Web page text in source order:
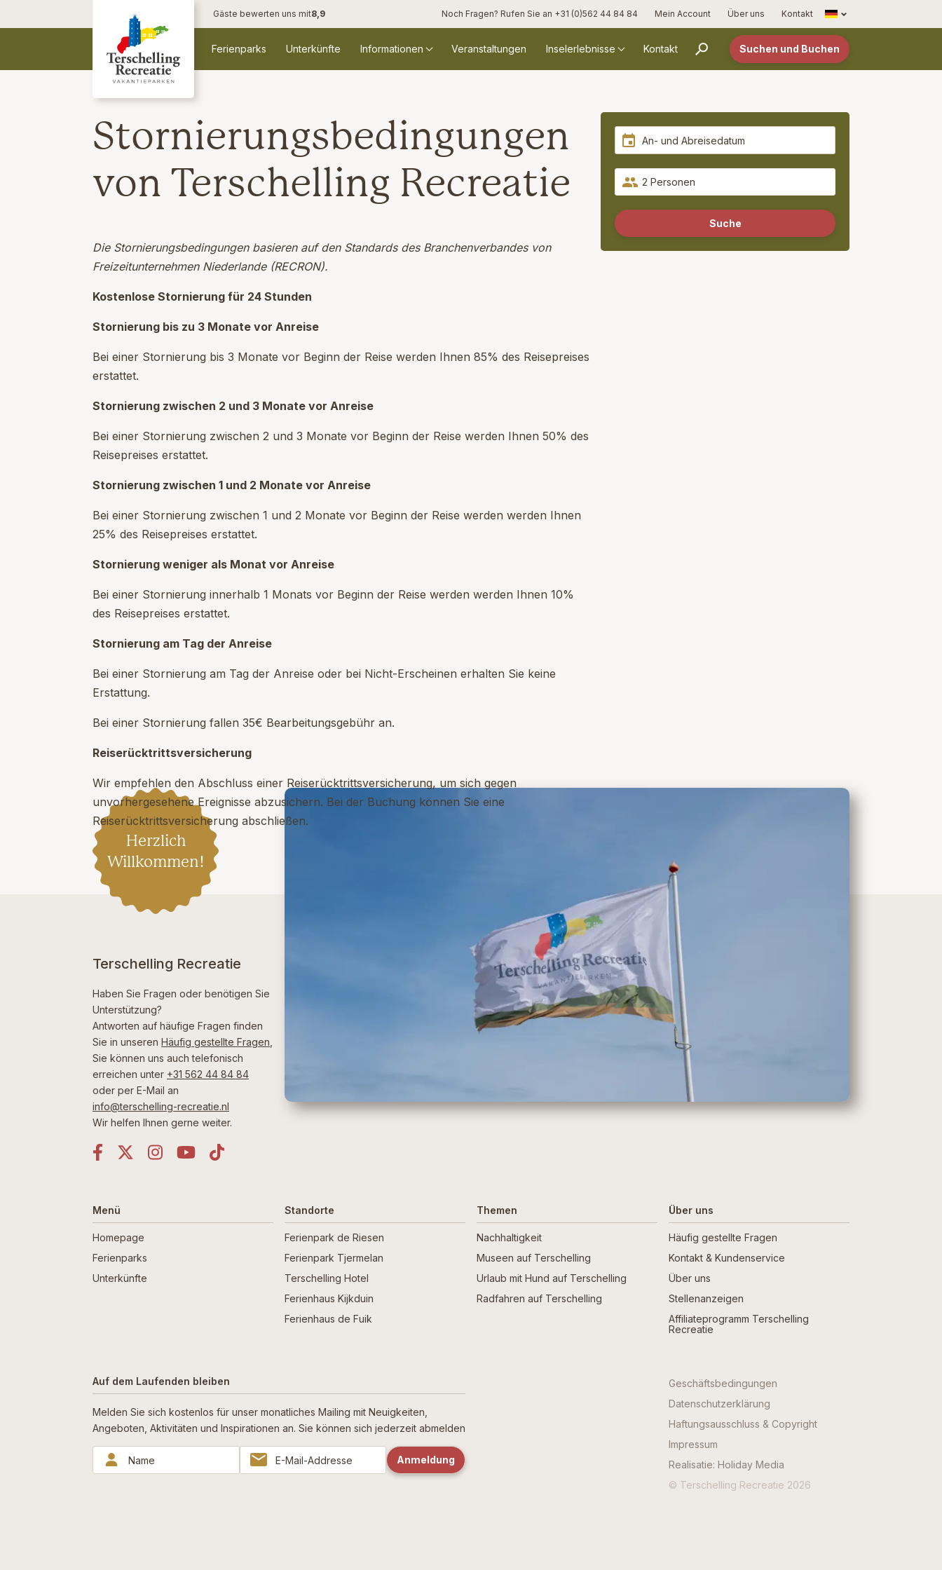
Gäste bewerten uns mit8,9 Noch Fragen? Rufen Sie an +31 (0)562 44 84 84 Mein Account Über uns Kontakt
Français
Ferienparks Unterkünfte Informationen Veranstaltungen Inselerlebnisse Kontakt Suchen und Buchen
Stornierungsbedingungen
von Terschelling Recreatie
Die Stornierungsbedingungen basieren auf den Standards des Branchenverbandes von
Freizeitunternehmen Niederlande (RECRON).
Kostenlose Stornierung für 24 Stunden
Stornierung bis zu 3 Monate vor Anreise
Bei einer Stornierung bis 3 Monate vor Beginn der Reise werden Ihnen 85% des Reisepreises
erstattet.
Stornierung zwischen 2 und 3 Monate vor Anreise
Bei einer Stornierung zwischen 2 und 3 Monate vor Beginn der Reise werden Ihnen 50% des
Reisepreises erstattet.
Stornierung zwischen 1 und 2 Monate vor Anreise
Bei einer Stornierung zwischen 1 und 2 Monate vor Beginn der Reise werden werden Ihnen
25% des Reisepreises erstattet.
Stornierung weniger als Monat vor Anreise
Bei einer Stornierung innerhalb 1 Monats vor Beginn der Reise werden werden Ihnen 10%
des Reisepreises erstattet.
Stornierung am Tag der Anreise
Bei einer Stornierung am Tag der Anreise oder bei Nicht-Erscheinen erhalten Sie keine
Erstattung.
Bei einer Stornierung fallen 35€ Bearbeitungsgebühr an.
Reiserücktrittsversicherung
Wir empfehlen den Abschluss einer Reiserücktrittsversicherung, um sich gegen
unvorhergesehene Ereignisse abzusichern. Bei der Buchung können Sie eine
Reiserücktrittsversicherung abschließen.
2 Personen
Suche
Herzlich
Willkommen!
Terschelling Recreatie
Haben Sie Fragen oder benötigen Sie
Unterstützung?
Antworten auf häufige Fragen finden
Sie in unseren Häufig gestellte Fragen
Sie können uns auch telefonisch
erreichen unter +31 562 44 84 84
oder per E-Mail an
info@terschelling-recreatie.nl
Wir helfen Ihnen gerne weiter.
Menü
Homepage
Ferienparks
Unterkünfte
Standorte
Ferienpark de Riesen
Ferienpark Tjermelan
Terschelling Hotel
Ferienhaus Kijkduin
Ferienhaus de Fuik
Themen
Nachhaltigkeit
Museen auf Terschelling
Urlaub mit Hund auf Terschelling
Radfahren auf Terschelling
Über uns
Häufig gestellte Fragen
Kontakt & Kundenservice
Über uns
Stellenanzeigen
Affiliateprogramm Terschelling
Recreatie
Auf dem Laufenden bleiben
Melden Sie sich kostenlos für unser monatliches Mailing mit Neuigkeiten,
Angeboten, Aktivitäten und Inspirationen an. Sie können sich jederzeit abmelden
Geschäftsbedingungen
Datenschutzerklärung
Haftungsausschluss & Copyright
Impressum
Realisatie: Holiday Media
© Terschelling Recreatie 2026